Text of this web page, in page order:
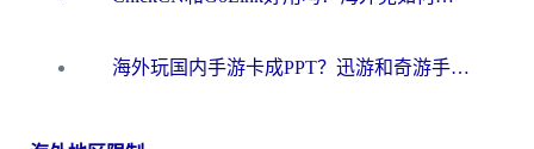
海外玩国内手游卡成PPT？迅游和奇游手游哪个好？一篇讲透回国加速器怎么选